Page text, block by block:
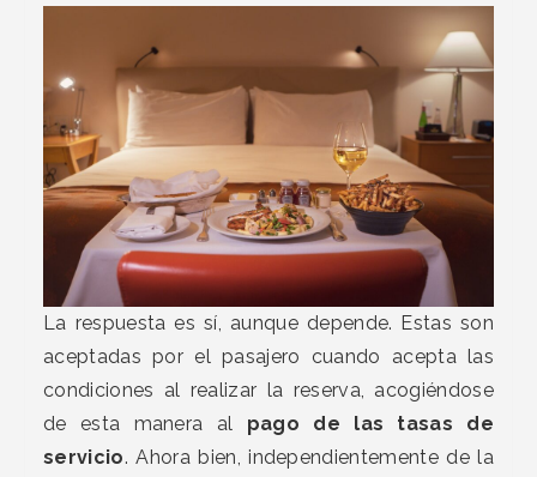
La respuesta es sí, aunque depende. Estas son
aceptadas por el pasajero cuando acepta las
condiciones al realizar la reserva, acogiéndose
de esta manera al pago de las tasas de
servicio. Ahora bien, independientemente de la